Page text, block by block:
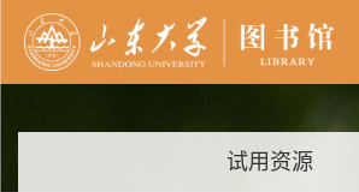
试用资源